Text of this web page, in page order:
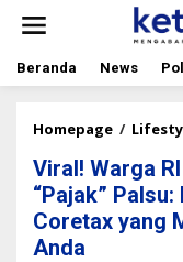
t
Beranda News
Homepage /
Viral! Warga
“Pajak”
Coretax yang
Anda